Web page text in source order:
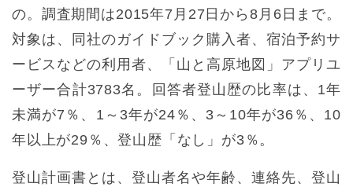
の。調査期間は2015年7月27日から8月6日まで。
対象は、同社のガイドブック購入者、宿泊予約サ
ービスなどの利用者、「山と高原地図」アプリユ
ーザー合計3783名。回答者登山歴の比率は、1年
未満が7％、1～3年が24％、3～10年が36％、10
年以上が29％、登山歴「なし」が3％。
登山計画書とは、登山者名や年齢、連絡先、登山